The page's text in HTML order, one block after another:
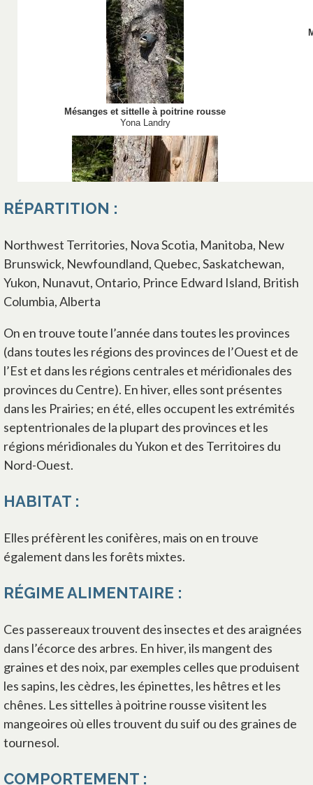
RÉPARTITION :
Northwest Territories, Nova Scotia, Manitoba, New
Brunswick, Newfoundland, Quebec, Saskatchewan,
Yukon, Nunavut, Ontario, Prince Edward Island, British
Columbia, Alberta
On en trouve toute l’année dans toutes les provinces
(dans toutes les régions des provinces de l’Ouest et de
l’Est et dans les régions centrales et méridionales des
provinces du Centre). En hiver, elles sont présentes
dans les Prairies; en été, elles occupent les extrémités
septentrionales de la plupart des provinces et les
régions méridionales du Yukon et des Territoires du
Nord-Ouest.
HABITAT :
Elles préfèrent les conifères, mais on en trouve
également dans les forêts mixtes.
RÉGIME ALIMENTAIRE :
Ces passereaux trouvent des insectes et des araignées
dans l’écorce des arbres. En hiver, ils mangent des
graines et des noix, par exemples celles que produisent
les sapins, les cèdres, les épinettes, les hêtres et les
chênes. Les sittelles à poitrine rousse visitent les
mangeoires où elles trouvent du suif ou des graines de
tournesol.
COMPORTEMENT :